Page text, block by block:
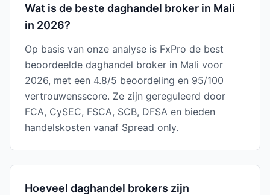
Wat is de beste daghandel broker in Mali
in 2026?
Op basis van onze analyse is FxPro de best
beoordeelde daghandel broker in Mali voor
2026, met een 4.8/5 beoordeling en 95/100
vertrouwensscore. Ze zijn gereguleerd door
FCA, CySEC, FSCA, SCB, DFSA en bieden
handelskosten vanaf Spread only.
Hoeveel daghandel brokers zijn